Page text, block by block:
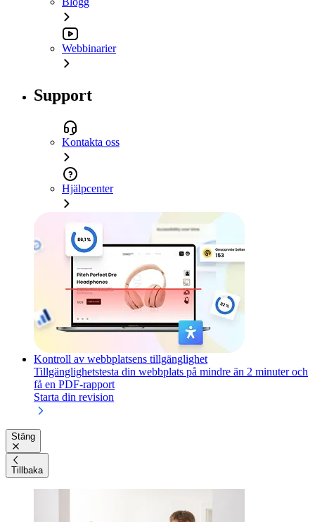
Webbinarier
Support
Kontakta oss
Hjälpcenter
Kontroll av webbplatsens tillgänglighet
Tillgänglighetstesta din webbplats på mindre än 2 minuter och
få en PDF-rapport
Starta din revision
Stäng
Tillbaka